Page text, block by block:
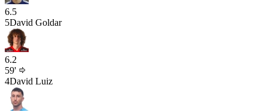
6.5
5David Goldar
6.2
59'
4David Luiz